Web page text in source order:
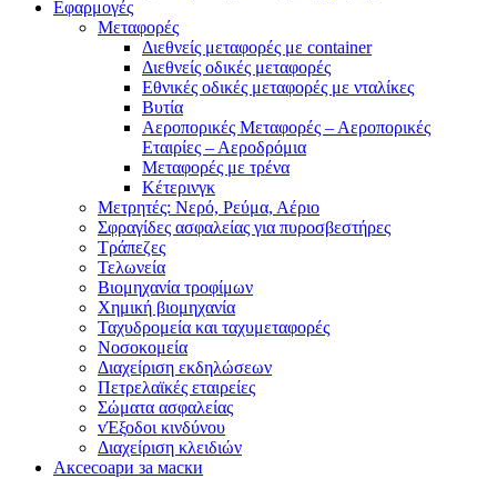
Εφαρμογές
Μεταφορές
Διεθνείς μεταφορές με container
Διεθνείς οδικές μεταφορές
Εθνικές οδικές μεταφορές με νταλίκες
Βυτία
Αεροπορικές Μεταφορές – Αεροπορικές
Εταιρίες – Αεροδρόμια
Μεταφορές με τρένα
Κέτερινγκ
Μετρητές: Νερό, Ρεύμα, Αέριο
Σφραγίδες ασφαλείας για πυροσβεστήρες
Τράπεζες
Τελωνεία
Βιομηχανία τροφίμων
Χημική βιομηχανία
Ταχυδρομεία και ταχυμεταφορές
Νοσοκομεία
Διαχείριση εκδηλώσεων
Πετρελαϊκές εταιρείες
Σώματα ασφαλείας
vΈξοδοι κινδύνου
Διαχείριση κλειδιών
Аксесоари за маски